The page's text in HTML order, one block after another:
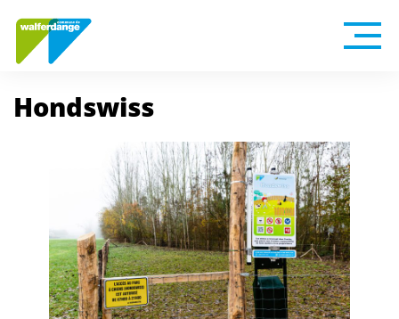
Hondswiss